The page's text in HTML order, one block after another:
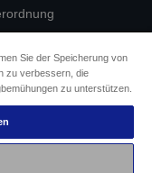
Sie der Speicherung von
zu verbessern, die
zu unterstützen.